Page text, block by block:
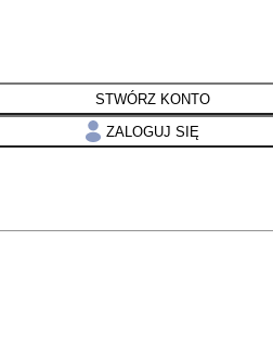
STWÓRZ KONTO
ZALOGUJ SIĘ